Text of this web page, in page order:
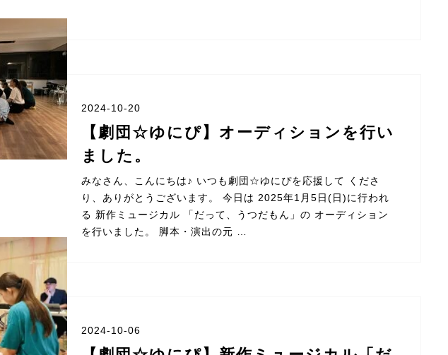
2024-10-20
【劇団☆ゆにぴ】オーディションを行い
ました。
みなさん、こんにちは♪ いつも劇団☆ゆにぴを応援して くださ
り、ありがとうございます。 今日は 2025年1月5日(日)に行われ
る 新作ミュージカル 「だって、うつだもん」の オーディション
を行いました。 脚本・演出の元 …
2024-10-06